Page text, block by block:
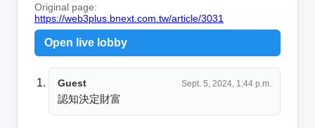
Original page:
https://web3plus.bnext.com.tw/article/3031
Open live lobby
Guest Sept. 5, 2024, 1:44 p.m.
認知決定財富